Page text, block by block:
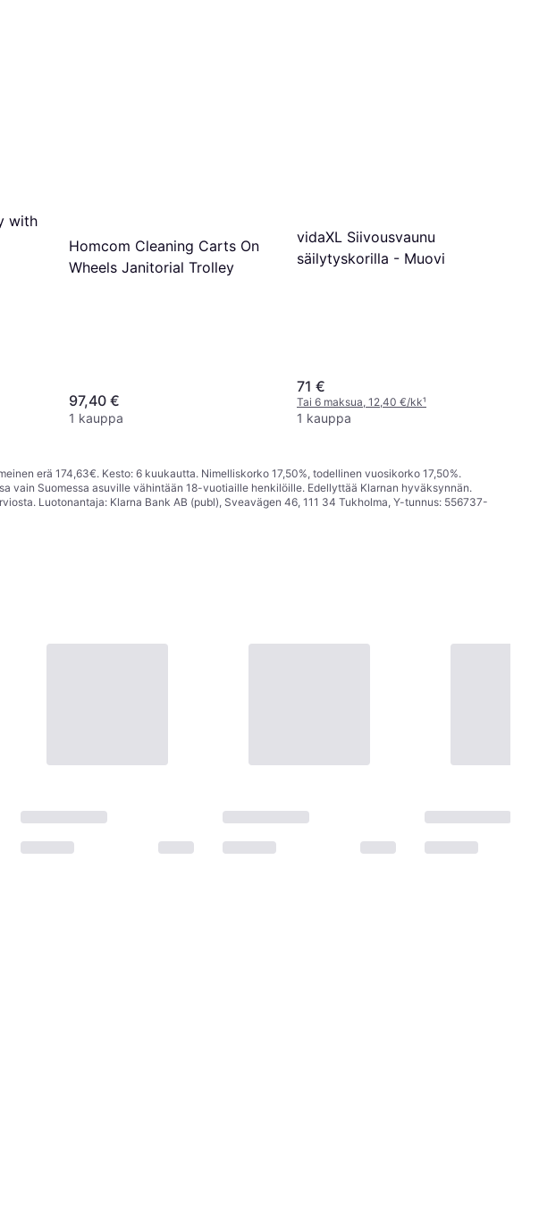
with
Homcom Cleaning Carts On
Wheels Janitorial Trolley
97,40 €
1 kauppa
vidaXL Siivousvaunu
säilytyskorilla - Muovi
71 €
Tai 6 maksua, 12,40 €/kk¹
1 kauppa
erä 174,63€. Kesto: 6 kuukautta. Nimelliskorko 17,50%, todellinen vuosikorko 17,50%.
vain Suomessa asuville vähintään 18-vuotiaille henkilöille. Edellyttää Klarnan hyväksynnän.
Luotonantaja: Klarna Bank AB (publ), Sveavägen 46, 111 34 Tukholma, Y-tunnus: 556737-